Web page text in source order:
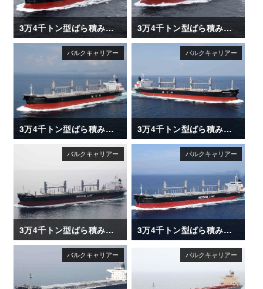
3万4千トン型ばら積み運搬船「NARUTO STRAIT」 3万4千トン型ばら積み運搬船「NANAIMO BAY」
3万4千トン型ばら積み運搬船「AFRICAN HERON」 3万4千トン型ばら積み運搬船「AFRICAN EGRET」
3万4千トン型ばら積み運搬船「DAIWAN INFINITY」 3万4千トン型ばら積み運搬船「DAIWAN HERO」